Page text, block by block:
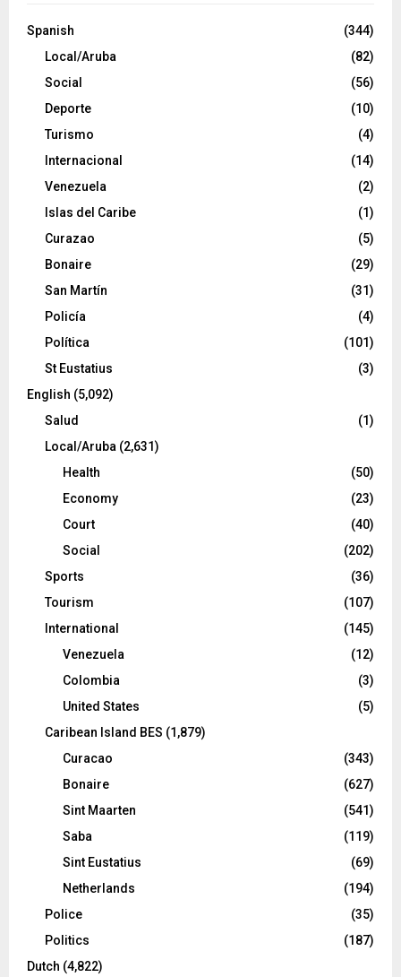
Spanish
(344)
Local/Aruba
(82)
Social
(56)
Deporte
(10)
Turismo
(4)
Internacional
(14)
Venezuela
(2)
Islas del Caribe
(1)
Curazao
(5)
Bonaire
(29)
San Martín
(31)
Policía
(4)
Política
(101)
St Eustatius
(3)
English (5,092)
Salud
(1)
Local/Aruba (2,631)
Health
(50)
Economy
(23)
Court
(40)
Social
(202)
Sports
(36)
Tourism
(107)
International
(145)
Venezuela
(12)
Colombia
(3)
United States
(5)
Caribean Island BES (1,879)
Curacao
(343)
Bonaire
(627)
Sint Maarten
(541)
Saba
(119)
Sint Eustatius
(69)
Netherlands
(194)
Police
(35)
Politics
(187)
Dutch (4,822)